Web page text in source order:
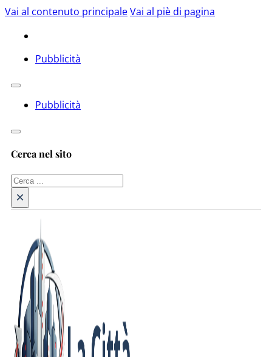
Vai al contenuto principaleVai al piè di pagina
Pubblicità
Pubblicità
Cerca nel sito
Cerca
×